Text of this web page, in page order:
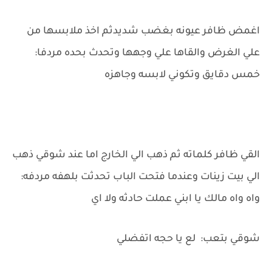
اغمض ظافر عيونه بغضب شديدثم اخذ ملابسها من
علي الغرض والقاها علي وجهها وتحدث بحده مردفا:
خمس دقايق وتكوني لابسه وجاهزه
القي ظافر كلماته ثم ذهب الي الخارج اما عند شوقي ذهب
الي بيت زينات وعندما فتحت الباب تحدثت بلهفه مردفه:
واه واه مالك يا ابني عملت حادثه ولا اي
شوقي بتعب: لع يا حجه اتفضلي